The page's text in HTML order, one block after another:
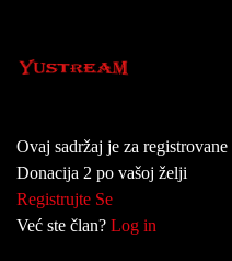
Ovaj sadržaj je za
Donacija 2 po vašoj želji
Registrujte Se
Već ste član? Log in